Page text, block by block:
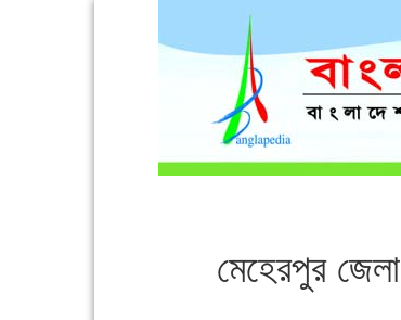
মেহেরপুর জেলা